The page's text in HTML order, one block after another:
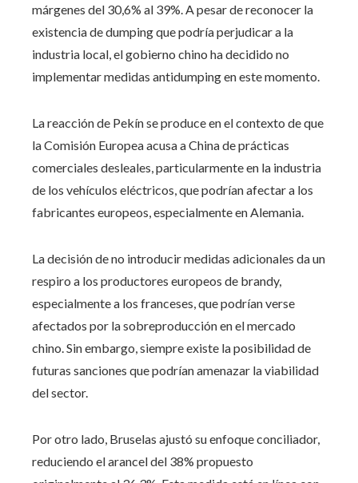
márgenes del 30,6% al 39%. A pesar de reconocer la
existencia de dumping que podría perjudicar a la
industria local, el gobierno chino ha decidido no
implementar medidas antidumping en este momento.
La reacción de Pekín se produce en el contexto de que
la Comisión Europea acusa a China de prácticas
comerciales desleales, particularmente en la industria
de los vehículos eléctricos, que podrían afectar a los
fabricantes europeos, especialmente en Alemania.
La decisión de no introducir medidas adicionales da un
respiro a los productores europeos de brandy,
especialmente a los franceses, que podrían verse
afectados por la sobreproducción en el mercado
chino. Sin embargo, siempre existe la posibilidad de
futuras sanciones que podrían amenazar la viabilidad
del sector.
Por otro lado, Bruselas ajustó su enfoque conciliador,
reduciendo el arancel del 38% propuesto